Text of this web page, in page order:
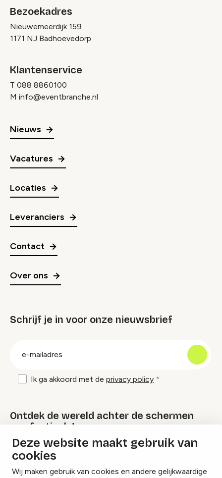
Deze website maakt gebruik van
cookies
Wij maken gebruik van cookies en andere gelijkwaardige
Bezoekadres
Nieuwemeerdijk 159
1171 NJ Badhoevedorp
Klantenservice
T 088 8860100
M info@eventbranche.nl
Nieuws
Vacatures
Locaties
Leveranciers
Contact
Over ons
Schrijf je in voor onze nieuwsbrief
Ik ga akkoord met de privacy policy
Ontdek de wereld achter de schermen
van festivals!
Lees onze Festival Specials